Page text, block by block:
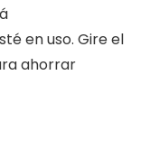
en uso. Gire el
ahorrar